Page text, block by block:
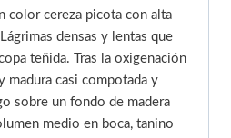
color cereza picota con alta
densas y lentas que
teñida. Tras la oxigenación
madura casi compotada y
sobre un fondo de madera
medio en boca, tanino